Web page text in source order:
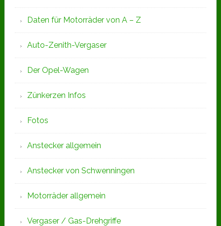
Daten für Motorräder von A – Z
Auto-Zenith-Vergaser
Der Opel-Wagen
Zünkerzen Infos
Fotos
Anstecker allgemein
Anstecker von Schwenningen
Motorräder allgemein
Vergaser / Gas-Drehgriffe